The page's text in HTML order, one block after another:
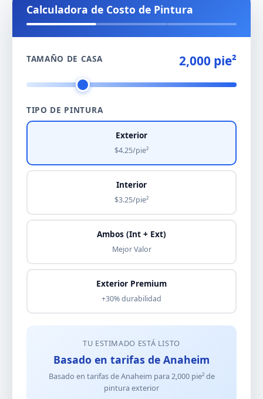
Calculadora de Costo de Pintura
TAMAÑO DE CASA 2,000 pie²
TIPO DE PINTURA
Exterior
$4.25/pie²
Interior
$3.25/pie²
Ambos (Int + Ext)
Mejor Valor
Exterior Premium
+30% durabilidad
TU ESTIMADO ESTÁ LISTO
Basado en tarifas de Anaheim
Basado en tarifas de Anaheim para 2,000pie² de
pintura exterior